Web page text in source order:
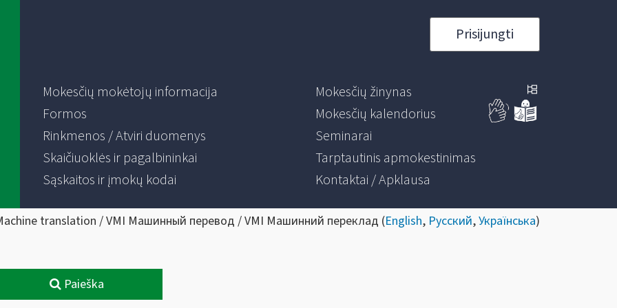
Prisijungti
Mokesčių mokėtojų informacija
Formos
Rinkmenos / Atviri duomenys
Skaičiuoklės ir pagalbininkai
Sąskaitos ir įmokų kodai
Mokesčių žinynas
Mokesčių kalendorius
Seminarai
Tarptautinis apmokestinimas
Kontaktai / Apklausa
translation / VMI Машинный перевод / VMI Машинний переклад (English, Русский,Українська)
Paieška